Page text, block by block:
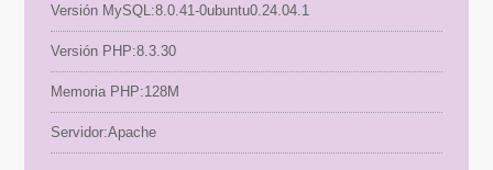
Versión MySQL:8.0.41-0ubuntu0.24.04.1
Versión PHP:8.3.30
Memoria PHP:128M
Servidor:Apache